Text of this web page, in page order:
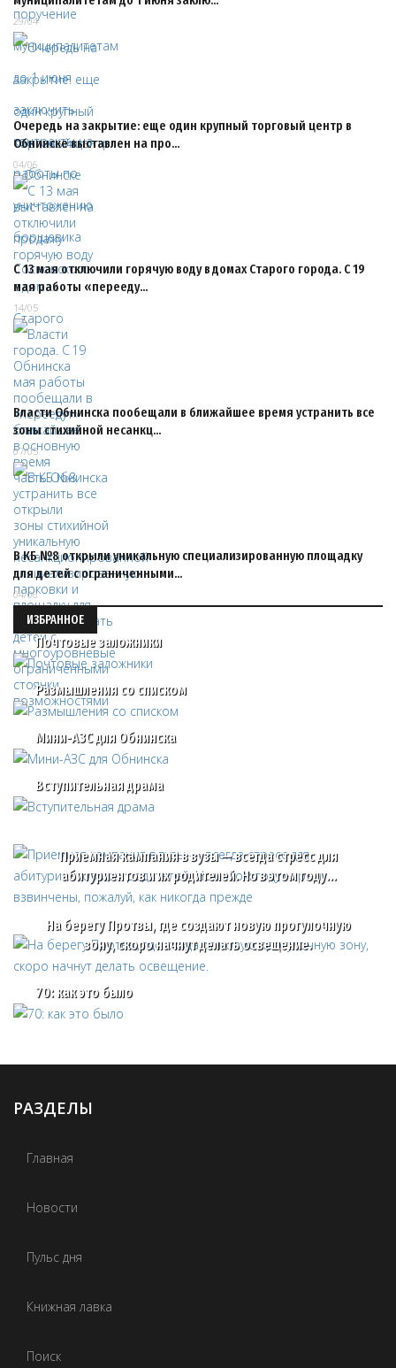
29/04
Очередь на закрытие: еще один крупный торговый центр в
Обнинске выставлен на про…
04/06
С 13 мая отключили горячую воду в домах Старого города. С 19
мая работы «перееду…
14/05
Власти Обнинска пообещали в ближайшее время устранить все
зоны стихийной несанкц…
07/05
В КБ №8 открыли уникальную специализированную площадку
для детей с ограниченными…
04/06
ИЗБРАННОЕ
Почтовые заложники
Размышления со списком
Мини-АЗС для Обнинска
Вступительная драма
Приемная кампания в вузы — всегда стресс для
абитуриентов и их родителей. Но в этом году…
На берегу Протвы, где создают новую прогулочную
зону, скоро начнут делать освещение.
70: как это было
РАЗДЕЛЫ
Главная
Новости
Пульс дня
Книжная лавка
Поиск